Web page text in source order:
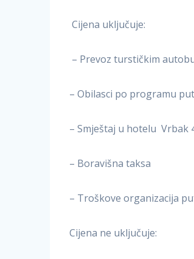
Cijena uključuje:
– Prevoz turstičkim
– Obilasci po programu
– Smještaj u hotelu Vrbak
– Boravišna taksa
– Troškove organizacija
Cijena ne uključuje: